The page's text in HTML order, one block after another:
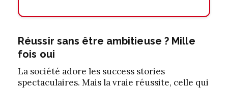
Réussir sans être ambitieuse ? Mille
fois oui
La société adore les success stories
spectaculaires. Mais la vraie réussite, celle qui